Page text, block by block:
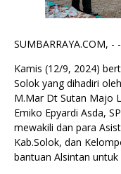
SUMBARRAYA.COM, -
Kamis (12/9, 2024)
Solok yang dihadiri
M.Mar Dt Sutan Majo
Emiko Epyardi Asda,
mewakili dan para
Kab.Solok, dan
bantuan Alsintan